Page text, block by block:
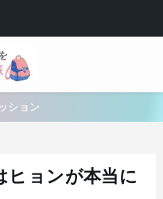
ション
ヒョンが本当に